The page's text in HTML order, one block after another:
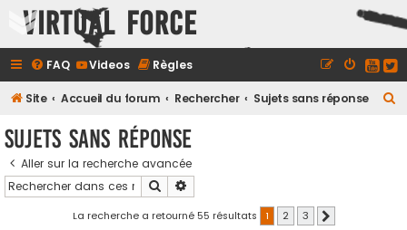
Virtual Force
FAQ Videos Règles
Site Accueil du forum Rechercher Sujets sans réponse
Sujets sans réponse
Aller sur la recherche avancée
Rechercher
La recherche a retourné 55 résultats 1 2 3